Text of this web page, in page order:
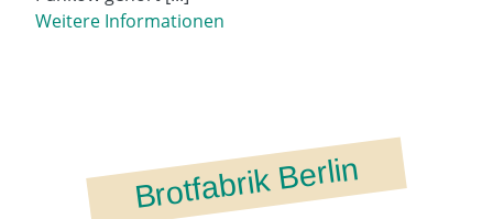
Weitere Informationen
Brotfabrik Berlin